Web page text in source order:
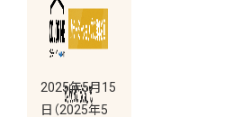
2025年5月15
日 （2025年5